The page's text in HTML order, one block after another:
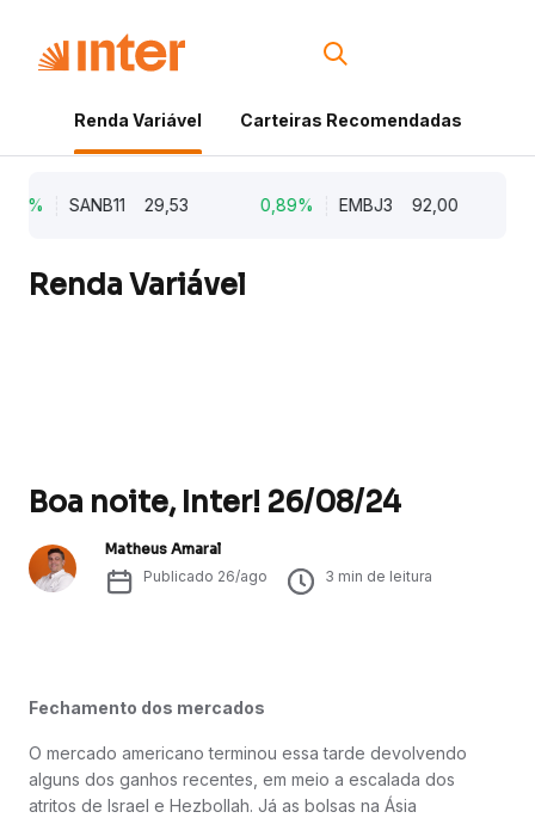
Renda Variável Carteiras Recomendadas
SANB11 29,53 0,89% EMBJ3 92,00
Renda Variável
Boa noite, Inter! 26/08/24
Matheus Amaral
Publicado 26/ago 3 min de leitura
Fechamento dos mercados
O mercado americano terminou essa tarde devolvendo
alguns dos ganhos recentes, em meio a escalada dos
atritos de Israel e Hezbollah. Já as bolsas na Ásia